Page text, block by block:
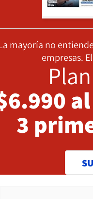
mayoría no
empresas.
3